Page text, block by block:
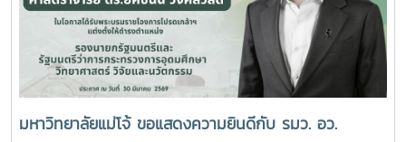
มหาวิทยาลัยแม่โจ้ ขอแสดงความยินดีกับ รมว. อว.